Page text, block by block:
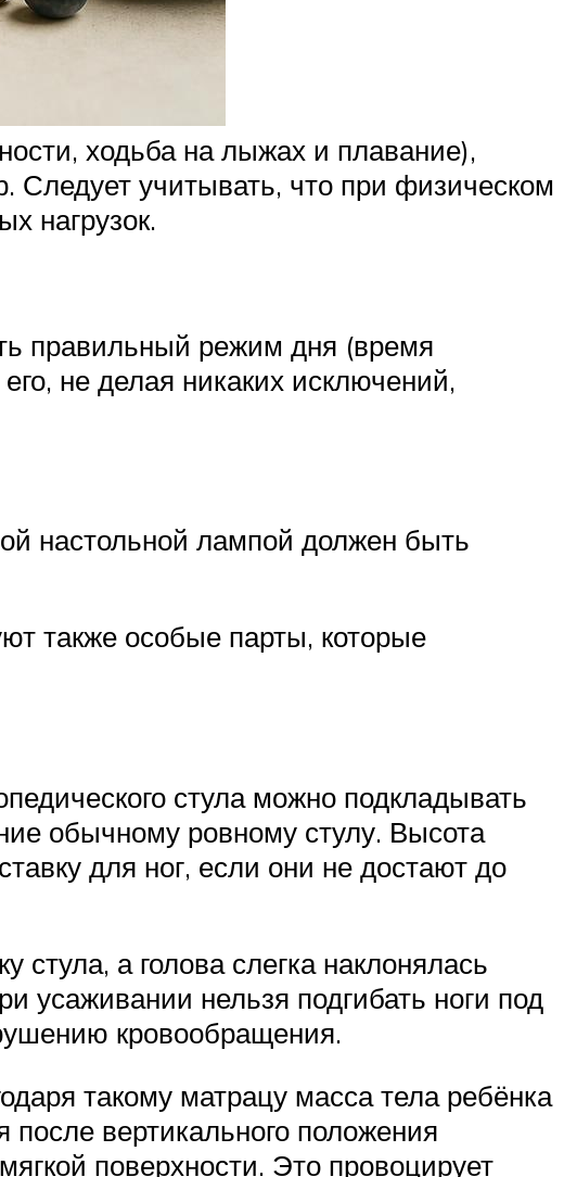
ходьба на лыжах и плавание),
Следует учитывать, что при физическом
нагрузок.
правильный режим дня (время
не делая никаких исключений,
настольной лампой должен быть
также особые парты, которые
стула можно подкладывать
обычному ровному стулу. Высота
для ног, если они не достают до
стула, а голова слегка наклонялась
усаживании нельзя подгибать ноги под
кровообращения.
такому матрацу масса тела ребёнка
вертикального положения
поверхности. Это провоцирует